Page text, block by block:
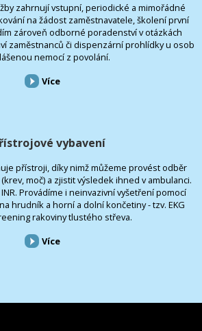
zahrnují vstupní, periodické a mimořádné
na žádost zaměstnavatele, školení první
zároveň odborné poradenství v otázkách
zaměstnanců či dispenzární prohlídky u osob
nemocí z povolání.
Více
vybavení
přístroji, díky nimž můžeme provést odběr
moč) a zjistit výsledek ihned v ambulanci.
Provádíme i neinvazivní vyšetření pomocí
hrudník a horní a dolní končetiny - tzv. EKG
rakoviny tlustého střeva.
Více